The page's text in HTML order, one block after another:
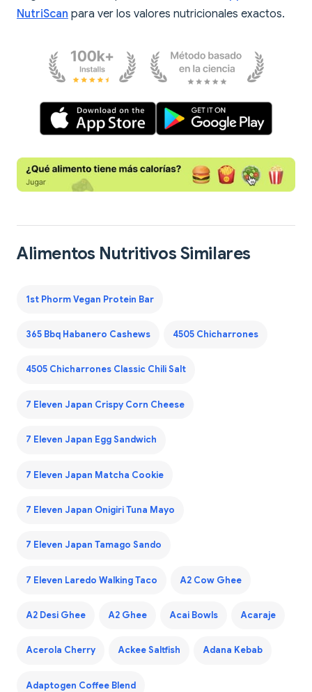
NutriScan para ver los valores nutricionales exactos.
Alimentos Nutritivos Similares
1st Phorm Vegan Protein Bar
365 Bbq Habanero Cashews 4505 Chicharrones
4505 Chicharrones Classic Chili Salt
7 Eleven Japan Crispy Corn Cheese
7 Eleven Japan Egg Sandwich
7 Eleven Japan Matcha Cookie
7 Eleven Japan Onigiri Tuna Mayo
7 Eleven Japan Tamago Sando
7 Eleven Laredo Walking Taco A2 Cow Ghee
A2 Desi Ghee A2 Ghee Acai Bowls Acaraje
Acerola Cherry Ackee Saltfish Adana Kebab
Adaptogen Coffee Blend